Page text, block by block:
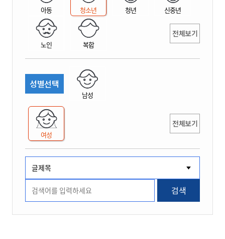
아동 청소년 청년 신중년
노인 복합
전체보기
성별선택
남성
여성
전체보기
검색